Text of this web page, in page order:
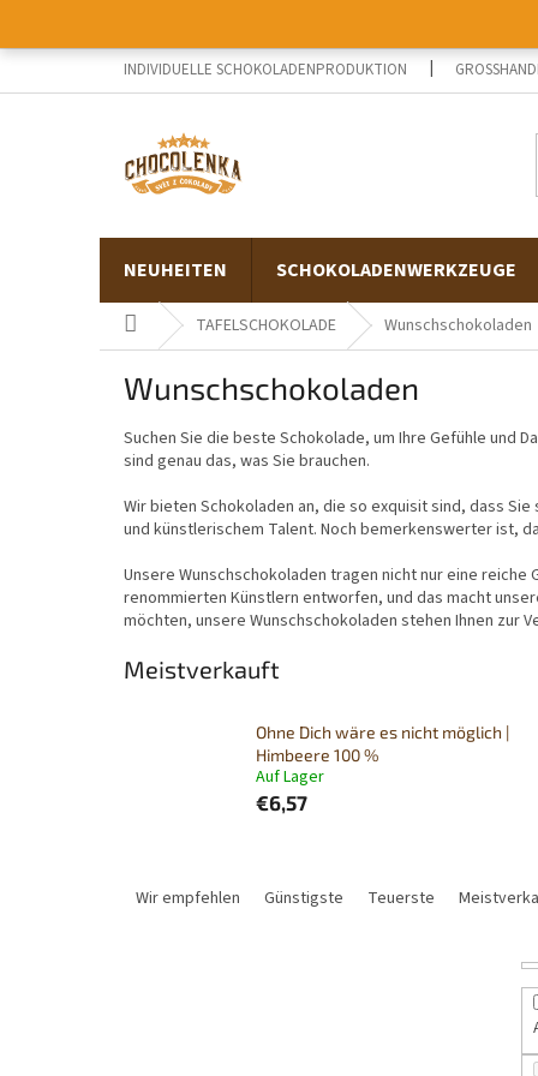
springen
INDIVIDUELLE SCHOKOLADENPRODUKTION
NEUHEITEN SCHOKOLADENWERKZEUGE
StartseiteTAFELSCHOKOLADE Wunschschokoladen
Wunschschokoladen
Suchen Sie die beste Schokolade, um Ihre Gefühle und
sind genau das, was Sie brauchen.
Wir bieten Schokoladen an, die so exquisit sind, dass
und künstlerischem Talent. Noch bemerkenswerter ist,
Unsere Wunschschokoladen tragen nicht nur eine
renommierten Künstlern entworfen, und das macht
möchten, unsere Wunschschokoladen stehen Ihnen zur
Meistverkauft
Ohne Dich wäre es nicht möglich |
Himbeere 100 %
Auf Lager
€6,57
Wir empfehlen Günstigste Teuerste